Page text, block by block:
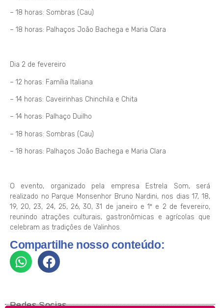
– 18 horas: Sombras (Cau)
– 18 horas: Palhaços João Bachega e Maria Clara
Dia 2 de fevereiro
– 12 horas: Família Italiana
– 14 horas: Caveirinhas Chinchila e Chita
– 14 horas: Palhaço Duilho
– 18 horas: Sombras (Cau)
– 18 horas: Palhaços João Bachega e Maria Clara
O evento, organizado pela empresa Estrela Som, será
realizado no Parque Monsenhor Bruno Nardini, nos dias 17, 18,
19, 20, 23, 24, 25, 26, 30, 31 de janeiro e 1º e 2 de fevereiro,
reunindo atrações culturais, gastronômicas e agrícolas que
celebram as tradições de Valinhos.
Compartilhe nosso conteúdo:
Redes Socias